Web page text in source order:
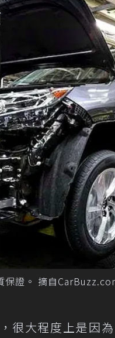
保證。 摘自
很大程度上是因